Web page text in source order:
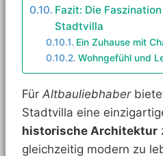
Fazit: Die
Stadtvilla
Ein Zuhause mit
Wohngefühl und
Für Altbauliebhaber
Stadtvilla eine
historische Architektur
gleichzeitig modern zu